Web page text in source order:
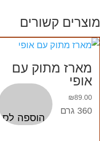
מוצרים קשורים
מארז מתוק עם
אופי
₪89.00
הוספה לסל
360 גרם